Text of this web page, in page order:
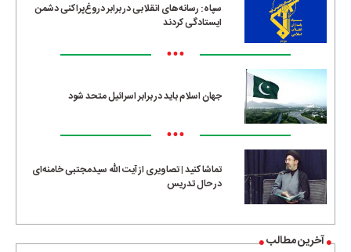
سپاه: رسانه‌های انقلابی در برابر دروغ‌پراکنی دشمن
ایستادگی کردند
•••
جهان اسلام باید در برابر اسرائیل متحد شود
•••
تماشا کنید | تصاویری از آیت الله سیدمجتبی خامنه‌ای
در حال تدریس
آخرین مطالب